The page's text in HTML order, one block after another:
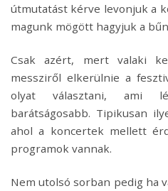
útmutatást kérve levonjuk a
magunk mögött hagyjuk a
Csak azért, mert valaki
messziről elkerülnie a
olyat választani, ami
barátságosabb. Tipikusan
ahol a koncertek mellett
programok vannak.
Nem utolsó sorban pedig ha